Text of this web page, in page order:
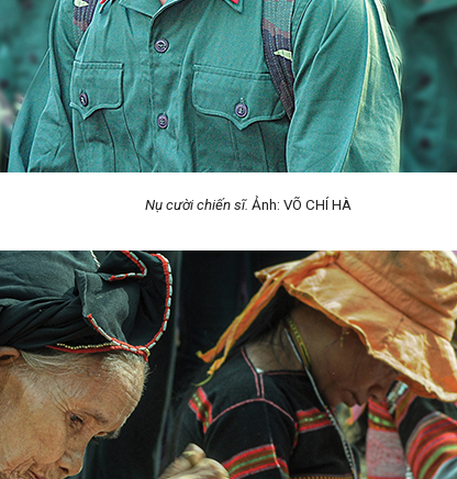
Nụ cười chiến sĩ. Ảnh: VÕ CHÍ HÀ